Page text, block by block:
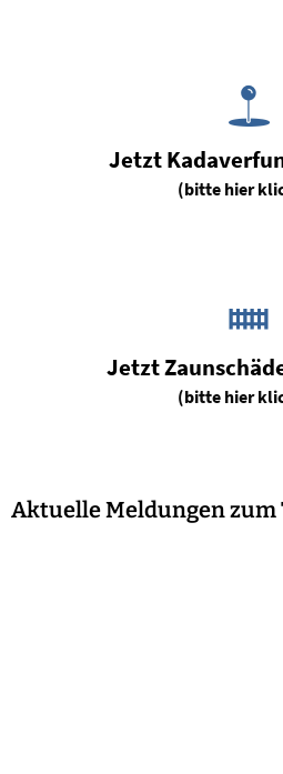
Jetzt
(bitte hier
Jetzt
(bitte hier
Aktuelle Meldungen zum